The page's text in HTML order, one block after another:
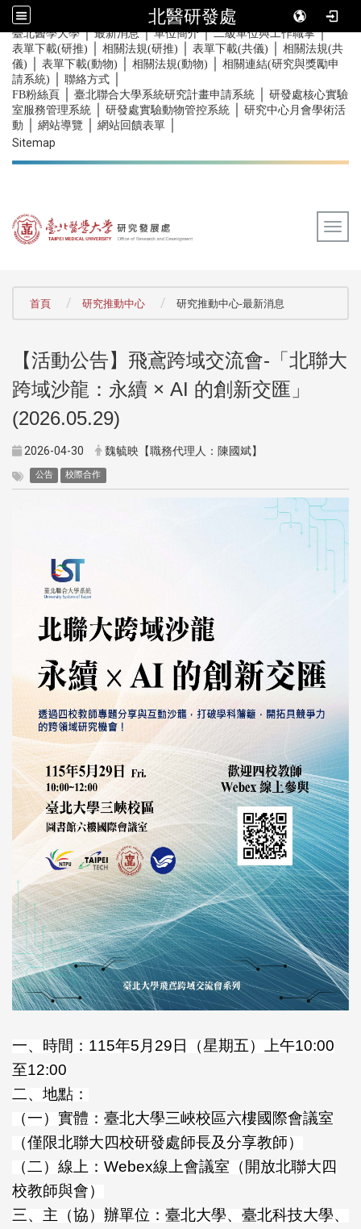
北醫研發處
::: 臺北醫學大學｜最新消息｜單位簡介｜二級單位與工作職掌｜
表單下載(研推) 相關法規(研推) 表單下載(共儀)
相關法規(共
儀)
表單下載(動物) 相關法規(動物)
相關連結(研究與獎勵申
請系統)
聯絡方式
FB粉絲頁 臺北聯合大學系統研究計畫申請系統
研發處核心實驗
室服務管理系統
研發處實驗動物管控系統
研究中心月會學術活
動
網站導覽 網站回饋表單
Sitemap
首頁 研究推動中心 研究推動中心-最新消息
【活動公告】飛鳶跨域交流會-「北聯大
跨域沙龍：永續 × AI 的創新交匯」
(2026.05.29)
2026-04-30 魏毓映【職務代理人：陳國斌】
公告 校際合作
一、時間：115年5月29日（星期五）上午10:00
至12:00
二、地點：
（一）實體：臺北大學三峽校區六樓國際會議室
（僅限北聯大四校研發處師長及分享教師）
（二）線上：Webex線上會議室（開放北聯大四
校教師與會）
三、主（協）辦單位：臺北大學、臺北科技大學、